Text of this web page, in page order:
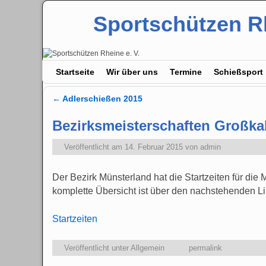
Sportschützen
Startseite Wir über uns Termine Schießsport
Artikelnavigation
← Adlerschießen 2015
Bezirksmeisterschaften
Veröffentlicht am 14. Februar 2015 von admin
Der Bezirk Münsterland hat die Startzeiten für die
komplette Übersicht ist über den nachstehenden
Startzeiten
Veröffentlicht unter Allgemein permalink